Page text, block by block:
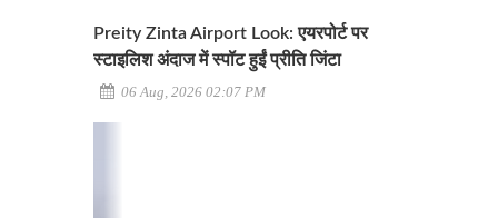
Preity Zinta Airport Look: एयरपोर्ट पर
स्टाइलिश अंदाज में स्पॉट हुईं प्रीति जिंटा
06 Aug, 2026 02:07 PM